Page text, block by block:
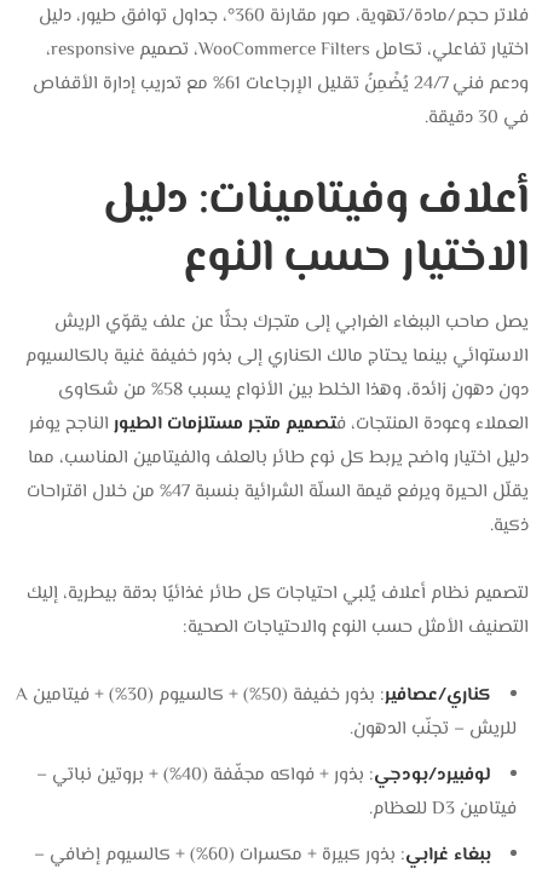
فلاتر حجم/مادة/تهوية، صور مقارنة 360°، جداول توافق طيور، دليل
اختيار تفاعلي، تكامل WooCommerce Filters، تصميم responsive،
ودعم فني 24/7 يُضْمِنُ تقليل الإرجاعات 61% مع تدريب إدارة الأقفاص
في 30 دقيقة.
أعلاف وفيتامينات: دليل
الاختيار حسب النوع
يصل صاحب الببغاء الغرابي إلى متجرك بحثًا عن علف يقوّي الريش
الاستوائي بينما يحتاج مالك الكناري إلى بذور خفيفة غنية بالكالسيوم
دون دهون زائدة، وهذا الخلط بين الأنواع يسبب 58% من شكاوى
العملاء وعودة المنتجات، فتصميم متجر مستلزمات الطيور الناجح يوفر
دليل اختيار واضح يربط كل نوع طائر بالعلف والفيتامين المناسب، مما
يقلّل الحيرة ويرفع قيمة السلّة الشرائية بنسبة 47% من خلال اقتراحات
ذكية.
لتصميم نظام أعلاف يُلبي احتياجات كل طائر غذائيًا بدقة بيطرية، إليك
التصنيف الأمثل حسب النوع والاحتياجات الصحية:
كناري/عصافير
: بذور خفيفة (50%) + كالسيوم (30%) + فيتامين A
للريش – تجنّب الدهون.
لوفبيرد/بودجي
: بذور + فواكه مجفّفة (40%) + بروتين نباتي –
فيتامين D3 للعظام.
ببغاء غرابي
: بذور كبيرة + مكسرات (60%) + كالسيوم إضافي –